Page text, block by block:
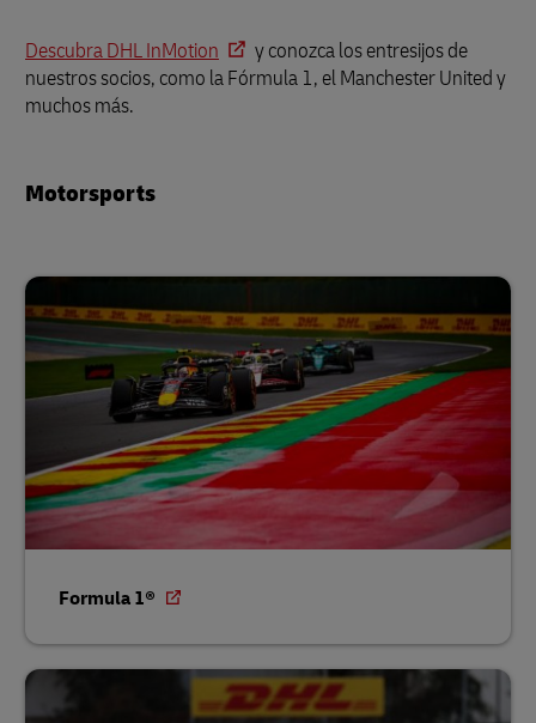
Descubra DHL InMotion
y conozca los entresijos de
nuestros socios, como la Fórmula 1, el Manchester United y
muchos más.
Motorsports
Formula 1®